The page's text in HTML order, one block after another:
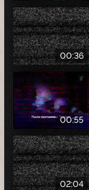
00:36
00:55
02:04